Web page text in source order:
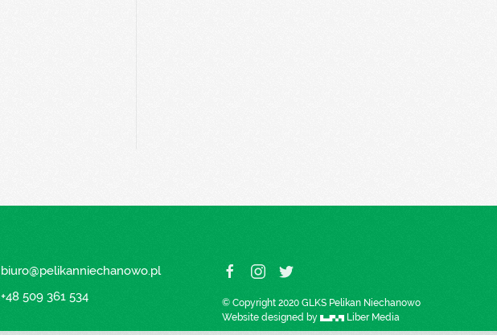
biuro@pelikanniechanowo.pl
+48 509 361 534
© Copyright 2020 GLKS Pelikan Niechanowo
Website designed by
Liber Media